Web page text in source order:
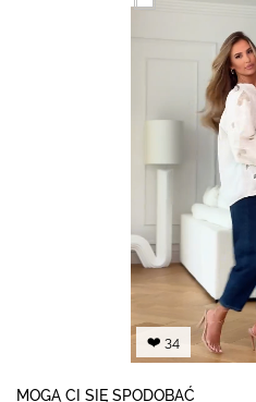
❤️ 34
MOGĄ CI SIĘ SPODOBAĆ